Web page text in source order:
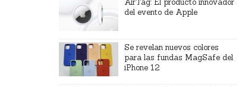
AirTag: El producto innovador
del evento de Apple
Se revelan nuevos colores
para las fundas MagSafe del
iPhone 12